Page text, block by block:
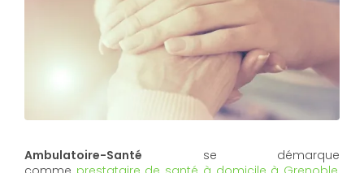
Ambulatoire-Santé se démarque